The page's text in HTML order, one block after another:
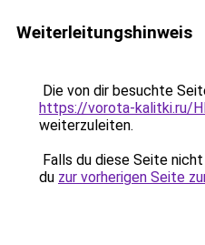
Weiterleitungshinweis
Die von dir besuchte
https://vorota-kalitki.ru/
weiterzuleiten.
Falls du diese Seite
du zur vorherigen Seite